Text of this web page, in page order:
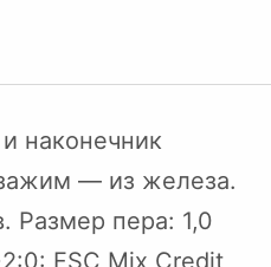
наконечник
— из железа.
Размер пера: 1,0
FSC Mix Credit